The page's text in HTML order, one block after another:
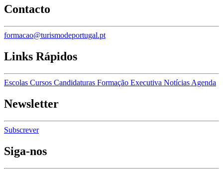
Contacto
formacao@turismodeportugal.pt
Links Rápidos
Escolas Cursos Candidaturas Formação Executiva Notícias Agenda
Newsletter
Subscrever
Siga-nos